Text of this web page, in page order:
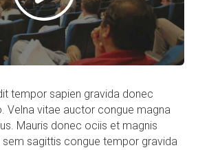
tempor sapien gravida donec
Velna vitae auctor congue magna
Mauris donec ociis et magnis
sem sagittis congue tempor gravida